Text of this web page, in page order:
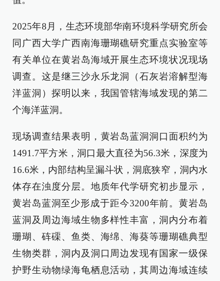
2025年8月，生态环境部华南环境科学研究所会
同广西大学广西南海珊瑚礁研究重点实验室等
有关单位在黄岩岛海域开展生态环境状况现场
调查。这是继三沙永乐龙洞（石灰岩溶解型海
洋蓝洞）探明以来，我国管辖海域发现的第二
个海洋蓝洞。
现场调查结果表明，黄岩岛蓝洞洞口面积约为
1491.7平方米，洞口最大直径为56.3米，深度为
16.6米，内部结构呈漏斗状，洞底狭窄，洞内水
体存在浊度分层。地质年代学研究初步显示，
黄岩岛蓝洞至少形成于距今3200年前。黄岩岛
蓝洞及周边海域生物多样性丰富，洞内分布着
珊瑚、砗磲、鱼类、海绵、海葵等珊瑚礁典型
生物类群，洞内及洞口周边发现有国家一级保
护野生动物绿海龟栖息活动，其周边海域连续